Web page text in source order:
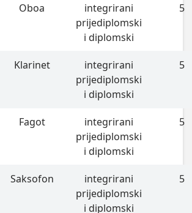
Oboa
integrirani
prijediplomski
i diplomski
5
Klarinet
integrirani
prijediplomski
i diplomski
5
Fagot
integrirani
prijediplomski
i diplomski
5
Saksofon
integrirani
prijediplomski
i diplomski
5